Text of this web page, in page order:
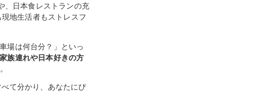
、日本食レストランの充
地生活者もストレスフ
場は何台分？」といっ
家族連れや日本好きの方
て分かり、あなたにぴ